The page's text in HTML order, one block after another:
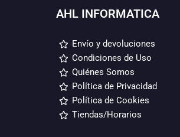
AHL INFORMATICA
Envío y devoluciones
Condiciones de Uso
Quiénes Somos
Política de Privacidad
Política de Cookies
Tiendas/Horarios